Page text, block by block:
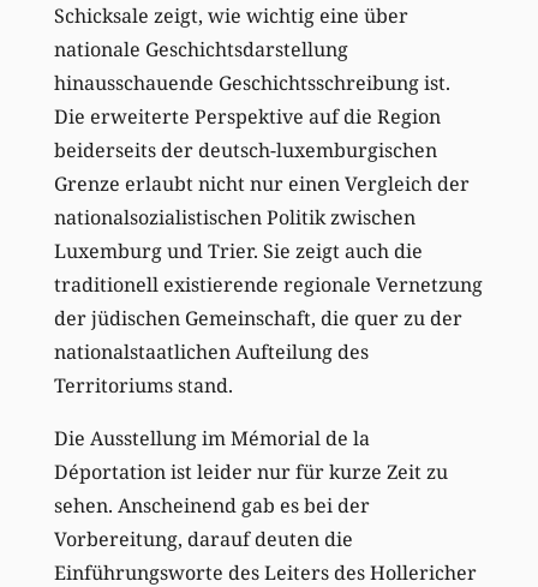
Schicksale zeigt, wie wichtig eine über
nationale Geschichtsdarstellung
hinausschauende Geschichtsschreibung ist.
Die erweiterte Perspektive auf die Region
beiderseits der deutsch-luxemburgischen
Grenze erlaubt nicht nur einen Vergleich der
nationalsozialistischen Politik zwischen
Luxemburg und Trier. Sie zeigt auch die
traditionell existierende regionale Vernetzung
der jüdischen Gemeinschaft, die quer zu der
nationalstaatlichen Aufteilung des
Territoriums stand.
Die Ausstellung im Mémorial de la
Déportation ist leider nur für kurze Zeit zu
sehen. Anscheinend gab es bei der
Vorbereitung, darauf deuten die
Einführungsworte des Leiters des Hollericher